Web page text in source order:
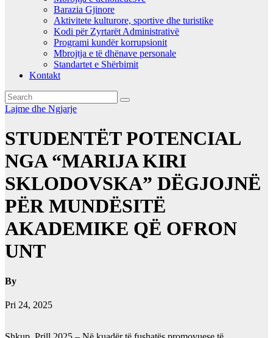
Barazia Gjinore
Aktivitete kulturore, sportive dhe turistike
Kodi për Zyrtarët Administrativë
Programi kundër korrupsionit
Mbrojtja e të dhënave personale
Standartet e Shërbimit
Kontakt
Lajme dhe Ngjarje
STUDENTËT POTENCIAL
NGA “MARIJA KIRI
SKLODOVSKA” DËGJOJNË
PËR MUNDËSITË
AKADEMIKE QË OFRON
UNT
By
Pri 24, 2025